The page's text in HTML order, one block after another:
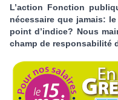
L’action Fonction
nécessaire que jamais:
point d’indice? Nous
champ de responsabilité